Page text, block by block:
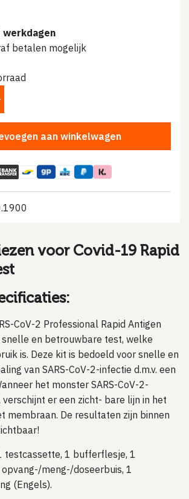
werkdagen
betalen mogelijk
aan winkelwagen
voor Covid-19 Rapid
CoV-2 Professional Rapid Antigen
en betrouwbare test, welke
is. Deze kit is bedoeld voor snelle en
van SARS-CoV-2-infectie d.m.v. een
het monster SARS-CoV-2-
er een zicht- bare lijn in het
membraan. De resultaten zijn binnen
testcassette, 1 bufferflesje, 1
meng-/doseerbuis, 1
(Engels).